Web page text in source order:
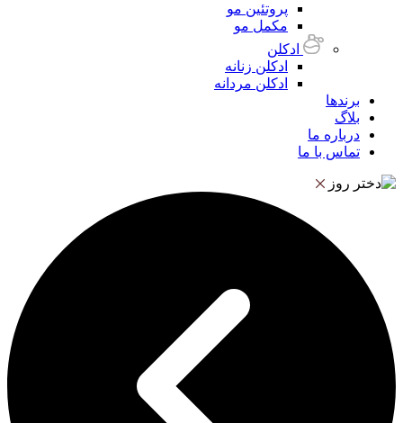
پروتئین مو
مکمل مو
ادکلن
ادکلن زنانه
ادکلن مردانه
برندها
بلاگ
درباره ما
تماس با ما